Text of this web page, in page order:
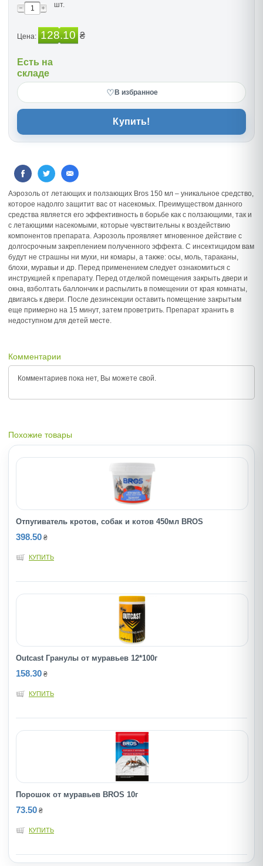
шт.
Цена: 128.10 ₴
Есть на
складе
♡ В избранное
Купить!
Аэрозоль от летающих и ползающих Bros 150 мл – уникальное средство,
которое надолго защитит вас от насекомых. Преимуществом данного
средства является его эффективность в борьбе как с ползающими, так и
с летающими насекомыми, которые чувствительны к воздействию
компонентов препарата. Аэрозоль проявляет мгновенное действие с
долгосрочным закреплением полученного эффекта. С инсектицидом вам
будут не страшны ни мухи, ни комары, а также: осы, моль, тараканы,
блохи, муравьи и др. Перед применением следует ознакомиться с
инструкцией к препарату. Перед отделкой помещения закрыть двери и
окна, взболтать баллончик и распылить в помещении от края комнаты,
двигаясь к двери. После дезинсекции оставить помещение закрытым
еще примерно на 15 минут, затем проветрить. Препарат хранить в
недоступном для детей месте.
Комментарии
Комментариев пока нет, Вы можете свой.
Похожие товары
Отпугиватель кротов, собак и котов 450мл BROS
398.50 ₴
КУПИТЬ
Outcast Гранулы от муравьев 12*100г
158.30 ₴
КУПИТЬ
Порошок от муравьев BROS 10г
73.50 ₴
КУПИТЬ